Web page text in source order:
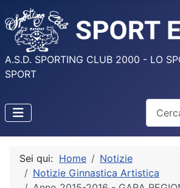
A.S.D. SPORTING CLUB 2000 - LO
SPORT
Sei qui: Home
Notizie
Notizie Ginnastica Artistica